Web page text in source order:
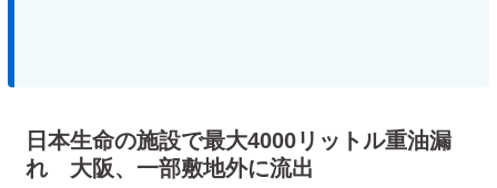
日本生命の施設で最大4000リットル重油漏
れ 大阪、一部敷地外に流出